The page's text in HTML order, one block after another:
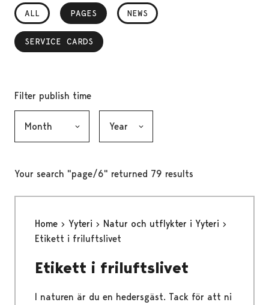
ALL PAGES
, SELECTED NEWS
SERVICE CARDS
, SELECTED
Filter publish time
Your search "page/6" returned 79 results
Home Yyteri
Natur och utflykter i Yyteri
Etikett i friluftslivet
Etikett i friluftslivet
I naturen är du en hedersgäst. Tack för att ni